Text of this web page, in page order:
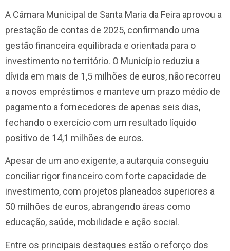
A Câmara Municipal de Santa Maria da Feira aprovou a
prestação de contas de 2025, confirmando uma
gestão financeira equilibrada e orientada para o
investimento no território. O Município reduziu a
dívida em mais de 1,5 milhões de euros, não recorreu
a novos empréstimos e manteve um prazo médio de
pagamento a fornecedores de apenas seis dias,
fechando o exercício com um resultado líquido
positivo de 14,1 milhões de euros.
Apesar de um ano exigente, a autarquia conseguiu
conciliar rigor financeiro com forte capacidade de
investimento, com projetos planeados superiores a
50 milhões de euros, abrangendo áreas como
educação, saúde, mobilidade e ação social.
Entre os principais destaques estão o reforço dos